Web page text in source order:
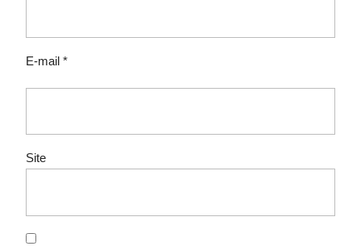
E-mail *
Site